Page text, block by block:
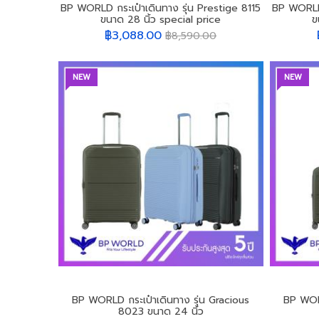
BP WORLD กระเป๋าเดินทาง รุ่น Prestige 8115
ขนาด 28 นิ้ว special price
฿3,088.00 ฿8,590.00
BP
NEW
BP WORLD กระเป๋าเดินทาง รุ่น Gracious
8023 ขนาด 24 นิ้ว
NEW
BP